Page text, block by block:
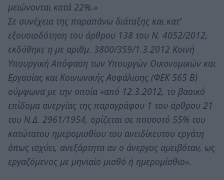
μειώνονται κατά 22%.»
Σε συνέχεια της παραπάνω διάταξης και κατ’
εξουσιοδότηση του άρθρου 138 του Ν. 4052/2012,
εκδόθηκε η με αριθμ. 3800/359/1.3.2012 Κοινή
Υπουργική Απόφαση των Υπουργών Οικονομικών και
Εργασίας και Κοινωνικής Ασφάλισης (ΦΕΚ 565 Β)
σύμφωνα με την οποία «από 12.3.2012, το βασικό
επίδομα ανεργίας της παραγράφου 1 του άρθρου 21
του Ν.Δ. 2961/1954, ορίζεται σε ποσοστό 55% του
κατώτατου ημερομισθίου του ανειδίκευτου εργάτη
όπως ισχύει, ανεξάρτητα αν ο άνεργος αμειβόταν, ως
εργαζόμενος με μηνιαίο μισθό ή ημερομίσθιο».